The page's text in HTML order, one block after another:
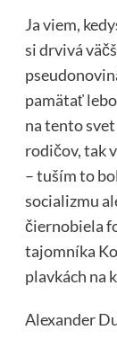
Ja viem,
si drvivá
pamätať
na tento
rodičov, tak
– tuším to
socializmu
čiernobiela
tajomníka
plavkách na
Alexander